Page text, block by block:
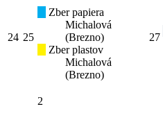
24 25
Zber papiera
Michalová
(Brezno)
Zber plastov
Michalová
(Brezno)
27
2